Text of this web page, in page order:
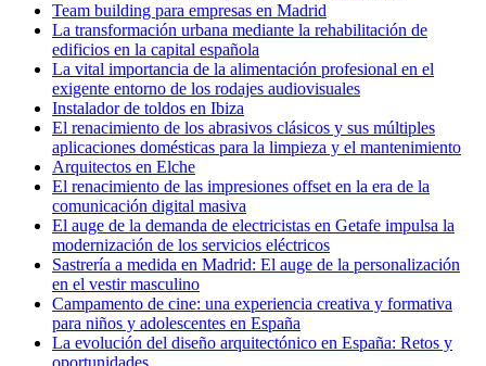
Team building para empresas en Madrid
La transformación urbana mediante la rehabilitación de
edificios en la capital española
La vital importancia de la alimentación profesional en el
exigente entorno de los rodajes audiovisuales
Instalador de toldos en Ibiza
El renacimiento de los abrasivos clásicos y sus múltiples
aplicaciones domésticas para la limpieza y el mantenimiento
Arquitectos en Elche
El renacimiento de las impresiones offset en la era de la
comunicación digital masiva
El auge de la demanda de electricistas en Getafe impulsa la
modernización de los servicios eléctricos
Sastrería a medida en Madrid: El auge de la personalización
en el vestir masculino
Campamento de cine: una experiencia creativa y formativa
para niños y adolescentes en España
La evolución del diseño arquitectónico en España: Retos y
oportunidades